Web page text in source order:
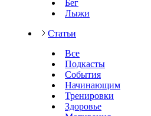
Бег
Лыжи
Статьи
Все
Подкасты
События
Начинающим
Тренировки
Здоровье